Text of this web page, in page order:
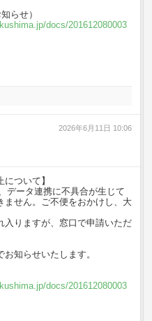
らせ）
docs/201612080003
2026年6月11日 10:06
ついて】
データ連携に不具合が生じて
ません。ご不便をおかけし、大
入りますが、窓口で申請いただ
知らせいたします。
docs/201612080003